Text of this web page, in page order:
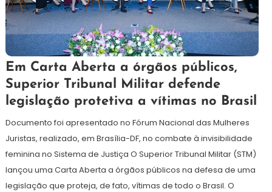
4
de
dezembro
de
Maurilio
Em Carta Aberta a órgãos públicos,
Superior Tribunal Militar defende
legislação protetiva a vítimas no Brasil
Documento foi apresentado no Fórum Nacional das Mulheres
Juristas, realizado, em Brasília-DF, no combate à invisibilidade
feminina no Sistema de Justiça O Superior Tribunal Militar (STM)
lançou uma Carta Aberta a órgãos públicos na defesa de uma
legislação que proteja, de fato, vítimas de todo o Brasil. O